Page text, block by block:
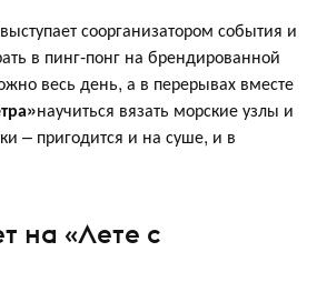
выступает соорганизатором события и
в пинг-понг на брендированной
весь день, а в перерывах вместе
научиться вязать морские узлы и
– пригодится и на суше, и в
на «Лете с